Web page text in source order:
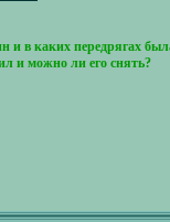
и в каких передрягах
и можно ли его снять?